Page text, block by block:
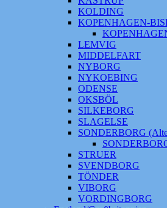
KOLDING
KOPENHAGEN-
LEMVIG
MIDDELFART
NYBORG
NYKOEBING
ODENSE
OKSBÖL
SILKEBORG
SLAGELSE
SONDERBORG
STRUER
SVENDBORG
TÖNDER
VIBORG
VORDINGBORG